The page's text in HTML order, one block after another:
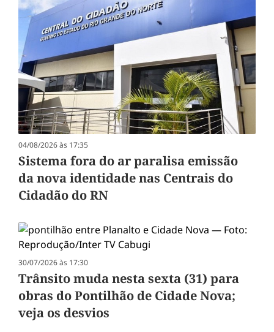
04/08/2026 às 17:35
Sistema fora do ar paralisa emissão
da nova identidade nas Centrais do
Cidadão do RN
30/07/2026 às 17:30
Trânsito muda nesta sexta (31) para
obras do Pontilhão de Cidade Nova;
veja os desvios